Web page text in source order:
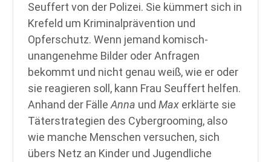
Seuffert von der Polizei. Sie kümmert sich in
Krefeld um Kriminalprävention und
Opferschutz. Wenn jemand komisch-
unangenehme Bilder oder Anfragen
bekommt und nicht genau weiß, wie er oder
sie reagieren soll, kann Frau Seuffert helfen.
Anhand der FälleAnna undMax erklärte sie
Täterstrategien des Cybergrooming, also
wie manche Menschen versuchen, sich
übers Netz an Kinder und Jugendliche